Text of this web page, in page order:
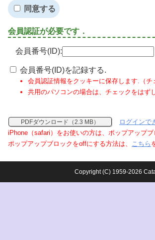
同意する
会員認証が必要です．
会員番号(ID):
会員番号(ID)を記録する.
会員認証情報をクッキーに保存します.（
共用のパソコンの場合は、チェックをはず
PDFダウンロード（2.3 MB）
ログインで
iPhone（safari）をお使いの方は、ポップアップ
ポップアップブロックをoffにする方法は、 こちら
Copyright (C) 1959-2026